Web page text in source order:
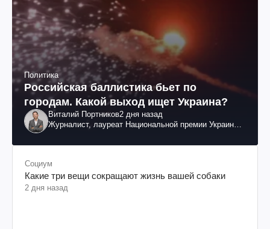
Политика
Российская баллистика бьет по
городам. Какой выход ищет Украина?
Виталий Портников2 дня назад
Журналист, лауреат Национальной премии Украины
Социум
Какие три вещи сокращают жизнь вашей собаки
2 дня назад